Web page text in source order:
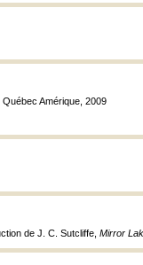
Québec Amérique, 2009
de J. C. Sutcliffe, Mirror